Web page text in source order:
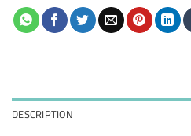
DESCRIPTION